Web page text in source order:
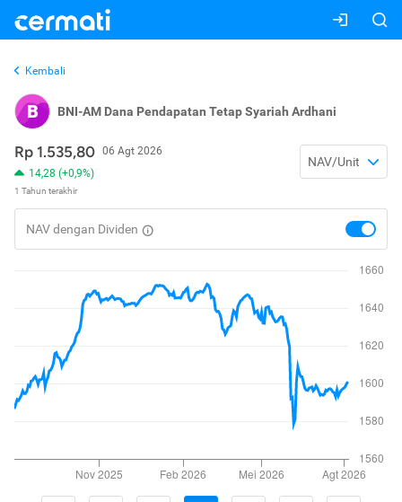
Kembali
B BNI-AM Dana Pendapatan Tetap Syariah Ardhani
Rp 1.535,80 06 Agt 2026
14,28 (+0,9%)
1 Tahun terakhir
NAV/Unit
NAV dengan Dividen
toggle
nav